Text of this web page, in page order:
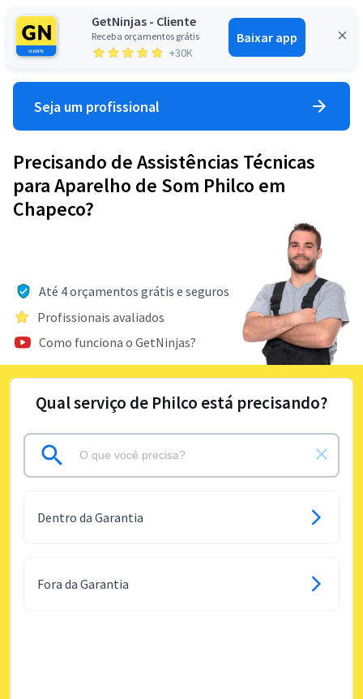
GetNinjas - Cliente
Receba orçamentos grátis
+30K
Baixar app
Entrar
Seja um profissional
Precisando de Assistências Técnicas
para Aparelho de Som Philco em
Chapeco?
Até 4 orçamentos grátis e seguros
Profissionais avaliados
Como funciona o GetNinjas?
Qual serviço de Philco está precisando?
Dentro da Garantia
Fora da Garantia